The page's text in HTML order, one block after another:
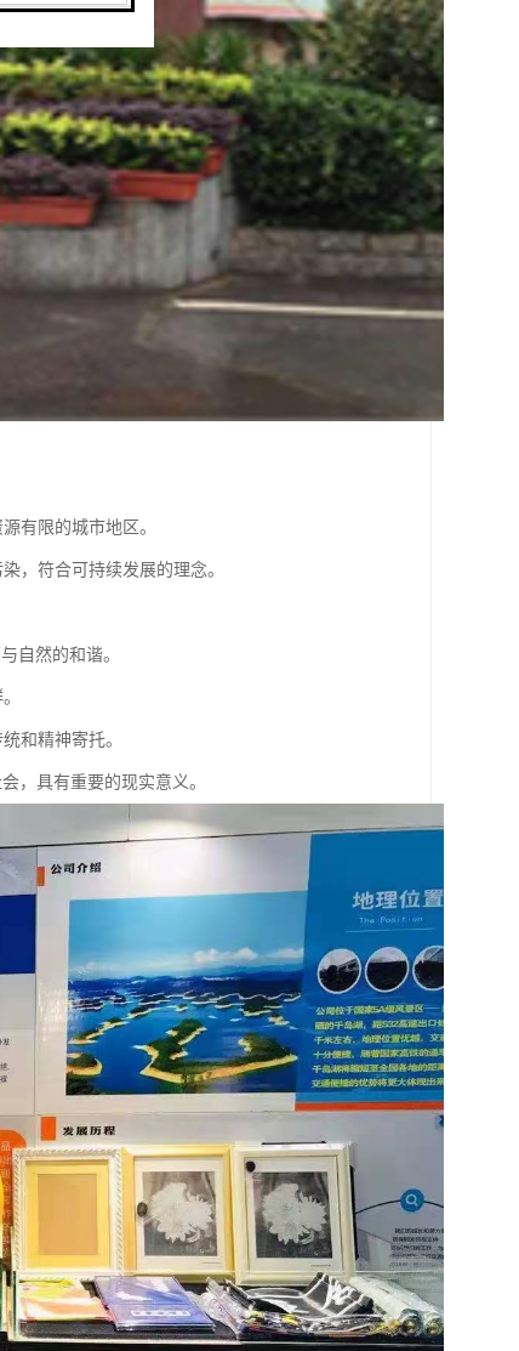
有限的城市地区。
，符合可持续发展的理念。
自然的和谐。
和精神寄托。
，具有重要的现实意义。